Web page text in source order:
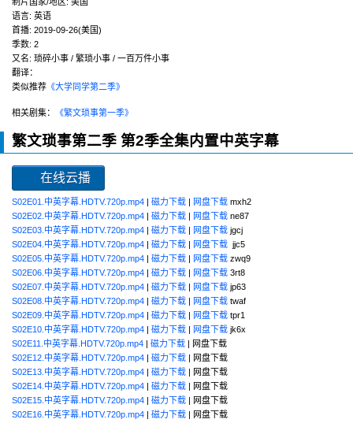
制片国家/地区: 美国
语言: 英语
首播: 2019-09-26(美国)
季数: 2
又名: 琐碎小事 / 繁琐小事 / 一百万件小事
翻译：
类似推荐 《大学同学第二季》
相关剧集： 《繁文琐事第一季》
繁文琐事第二季 第2季全集内置中英字幕
在线云播
S02E01.中英字幕.HDTV.720p.mp4 磁力下载 网盘下载 mxh2
S02E02.中英字幕.HDTV.720p.mp4
磁力下载 网盘下载 ne87
S02E03.中英字幕.HDTV.720p.mp4
磁力下载 网盘下载 jgcj
S02E04.中英字幕.HDTV.720p.mp4
磁力下载 网盘下载 jjc5
S02E05.中英字幕.HDTV.720p.mp4
磁力下载 网盘下载 zwq9
S02E06.中英字幕.HDTV.720p.mp4
磁力下载 网盘下载 3rt8
S02E07.中英字幕.HDTV.720p.mp4
磁力下载 网盘下载 jp63
S02E08.中英字幕.HDTV.720p.mp4
磁力下载 网盘下载 twaf
S02E09.中英字幕.HDTV.720p.mp4
磁力下载 网盘下载 tpr1
S02E10.中英字幕.HDTV.720p.mp4
磁力下载 网盘下载 jk6x
S02E11.中英字幕.HDTV.720p.mp4
磁力下载 | 网盘下载
S02E12.中英字幕.HDTV.720p.mp4
磁力下载 | 网盘下载
S02E13.中英字幕.HDTV.720p.mp4
磁力下载 | 网盘下载
S02E14.中英字幕.HDTV.720p.mp4
磁力下载 | 网盘下载
S02E15.中英字幕.HDTV.720p.mp4
磁力下载 | 网盘下载
S02E16.中英字幕.HDTV.720p.mp4
磁力下载 | 网盘下载